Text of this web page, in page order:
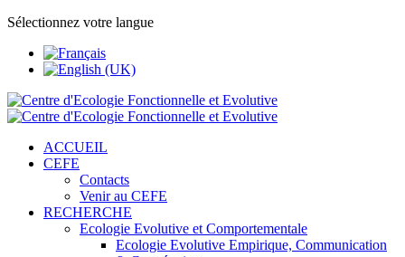
Sélectionnez votre langue
ACCUEIL
CEFE
Contacts
Venir au CEFE
RECHERCHE
Ecologie Evolutive et Comportementale
Ecologie Evolutive Empirique, Communication